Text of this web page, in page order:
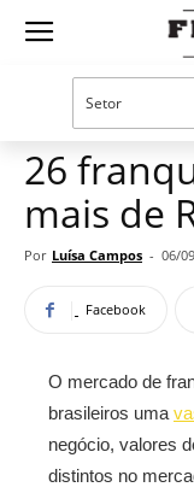
Guia
Oportunidades e
26
mais de
Por Luísa Campos - 06/
Facebook
O mercado de
brasileiros uma
negócio, valores
distintos no